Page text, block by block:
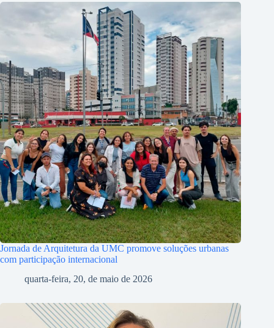
Jornada de Arquitetura da UMC promove soluções urbanas
com participação internacional
quarta-feira, 20, de maio de 2026